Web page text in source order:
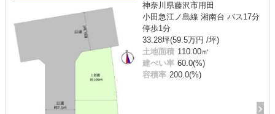
神奈川県藤沢市用田
小田急江ノ島線 湘南台 バス17分
停歩1分
33.28坪(59.5万円 /坪)
土地面積 110.00㎡
建ぺい率 60.0(%)
容積率 200.0(%)